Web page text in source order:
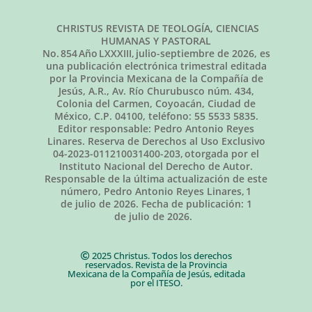
CHRISTUS REVISTA DE TEOLOGÍA, CIENCIAS
HUMANAS Y PASTORAL
No.854Año LXXXIII, julio-septiembre de 2026, es
una publicación electrónica trimestral editada
por la Provincia Mexicana de la Compañía de
Jesús, A.R., Av. Río Churubusco núm. 434,
Colonia del Carmen, Coyoacán, Ciudad de
México, C.P. 04100, teléfono: 55 5533 5835.
Editor responsable: Pedro Antonio Reyes
Linares. Reserva de Derechos al Uso Exclusivo
04-2023-011210031400-203, otorgada por el
Instituto Nacional del Derecho de Autor.
Responsable de la última actualización de este
número, Pedro Antonio Reyes Linares, 1
de julio de 2026. Fecha de publicación: 1
de julio de 2026.
2025 Christus. Todos los derechos
reservados. Revista de la Provincia
Mexicana de la Compañía de Jesús, editada
por el ITESO.